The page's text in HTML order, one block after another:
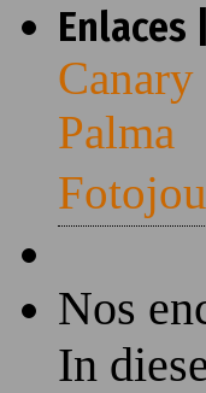
Enlaces
Palma
Nos
In